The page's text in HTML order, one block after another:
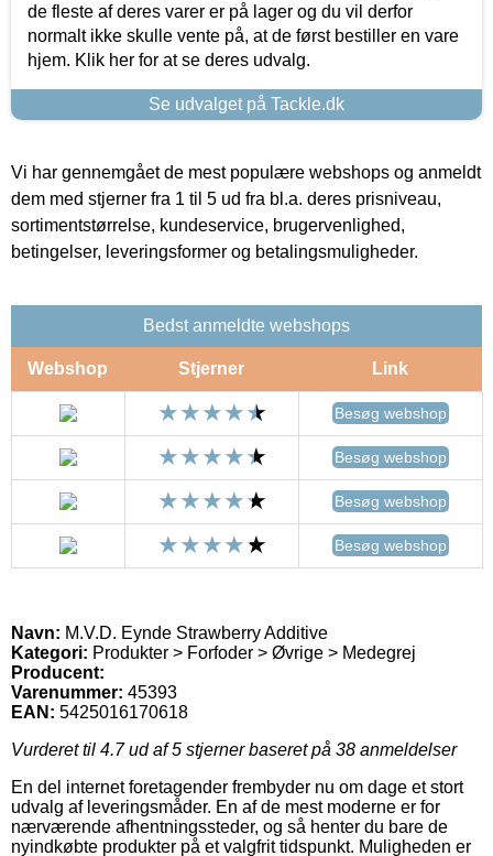
de fleste af deres varer er på lager og du vil derfor
normalt ikke skulle vente på, at de først bestiller en vare
hjem. Klik her for at se deres udvalg.
Se udvalget på Tackle.dk
Vi har gennemgået de mest populære webshops og anmeldt
dem med stjerner fra 1 til 5 ud fra bl.a. deres prisniveau,
sortimentstørrelse, kundeservice, brugervenlighed,
betingelser, leveringsformer og betalingsmuligheder.
Bedst anmeldte webshops
Webshop Stjerner Link
Besøg webshop
Besøg webshop
Besøg webshop
Besøg webshop
Navn: M.V.D. Eynde Strawberry Additive
Kategori: Produkter > Forfoder > Øvrige > Medegrej
Producent:
Varenummer: 45393
EAN: 5425016170618
Vurderet til 4.7ud af 5 stjerner baseret på 38 anmeldelser
En del internet foretagender frembyder nu om dage et stort
udvalg af leveringsmåder. En af de mest moderne er for
nærværende afhentningssteder, og så henter du bare de
nyindkøbte produkter på et valgfrit tidspunkt. Muligheden er